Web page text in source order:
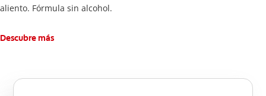
aliento. Fórmula sin alcohol.
Descubre más